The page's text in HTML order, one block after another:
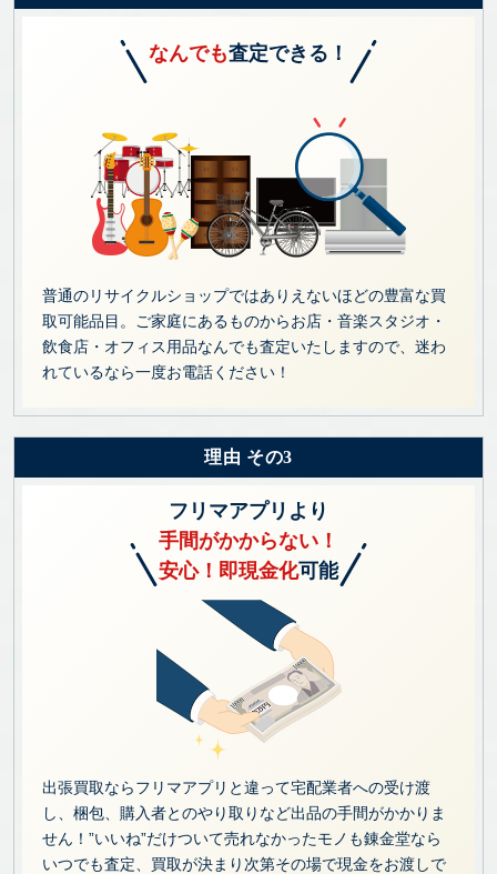
なんでも査定できる！
普通のリサイクルショップではありえないほどの豊富な買
取可能品目。ご家庭にあるものからお店・音楽スタジオ・
飲食店・オフィス用品なんでも査定いたしますので、迷わ
れているなら一度お電話ください！
理由 その3
フリマアプリより
手間がかからない！
安心！即現金化可能
出張買取ならフリマアプリと違って宅配業者への受け渡
し、梱包、購入者とのやり取りなど出品の手間がかかりま
せん！”いいね”だけついて売れなかったモノも錬金堂なら
いつでも査定、買取が決まり次第その場で現金をお渡しで